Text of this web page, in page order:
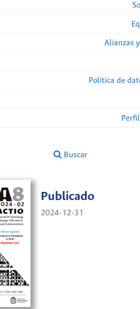
Alianzas
Política de
Buscar
Publicado
2024-12-31